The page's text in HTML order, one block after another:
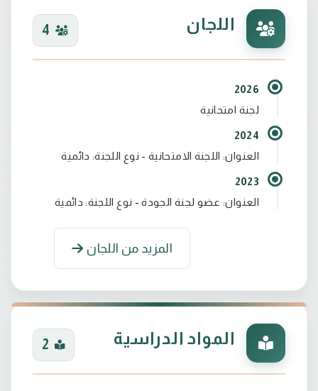
اللجان 4
2026
لجنة امتحانية
2024
العنوان: اللجنة الامتحانية - نوع اللجنة: دائمية
2023
العنوان: عضو لجنة الجودة - نوع اللجنة: دائمية
المزيد من اللجان
المواد الدراسية 2